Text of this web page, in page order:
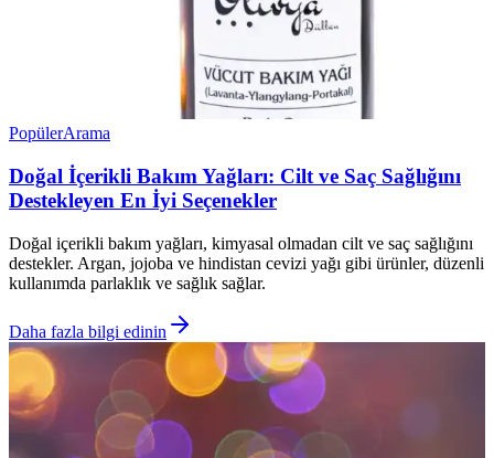
PopülerArama
Doğal İçerikli Bakım Yağları: Cilt ve Saç Sağlığını
Destekleyen En İyi Seçenekler
Doğal içerikli bakım yağları, kimyasal olmadan cilt ve saç sağlığını
destekler. Argan, jojoba ve hindistan cevizi yağı gibi ürünler, düzenli
kullanımda parlaklık ve sağlık sağlar.
Daha fazla bilgi edinin